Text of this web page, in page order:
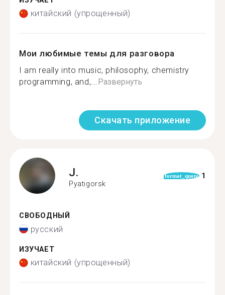
китайский (упрощенный)
Мои любимые темы для разговора
I am really into music, philosophy, chemistry
programming, and,...Развернуть
Скачать приложение
J.
Pyatigorsk
format_quote 1
СВОБОДНЫЙ
русский
ИЗУЧАЕТ
китайский (упрощенный)